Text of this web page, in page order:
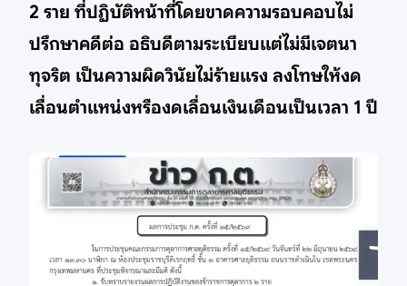
2 ราย ที่ปฏิบัติหน้าที่โดยขาดความรอบคอบไม่
ปรึกษาคดีต่อ อธิบดีตามระเบียบแต่ไม่มีเจตนา
ทุจริต เป็นความผิดวินัยไม่ร้ายแรง ลงโทษให้งด
เลื่อนตำแหน่งหรืองดเลื่อนเงินเดือนเป็นเวลา 1 ปี